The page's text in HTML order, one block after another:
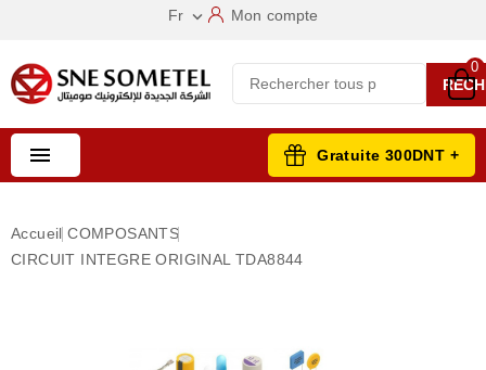
Fr  Mon compte
0
 Gratuite 300DNT +
Accueil COMPOSANTS
CIRCUIT INTEGRE ORIGINAL TDA8844